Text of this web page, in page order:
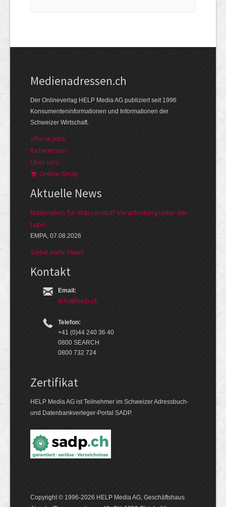
Medienadressen.ch
Der Onlineverlag HELP Media AG publiziert seit 1996
Konsumenteninformationen und Informationen der
Schweizer Wirtschaft.
offene Jobs
Referenzen
Über uns
Online-Shop
Aktuelle News
Materialien für Wasserstoff-Verarbeitung unter der
Lupe
EMPA, 07.08.2026
Siehe mehr News
Kontakt
Email:
info@help.ch
Telefon:
+41 (0)44 240 36 40
0800 SEARCH
0800 732 724
Zertifikat
HELP Media AG ist Teilnehmer im Schweizer Adressbuch-
und Datenbankverleger-Portal SADP.
Copyright © 1996-2026 HELP Media AG, Geschäftshaus